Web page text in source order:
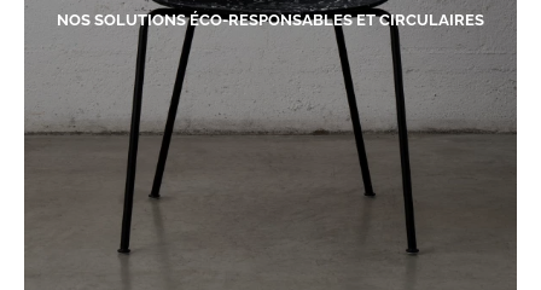
NOS SOLUTIONS ÉCO-RESPONSABLES ET CIRCULAIRES